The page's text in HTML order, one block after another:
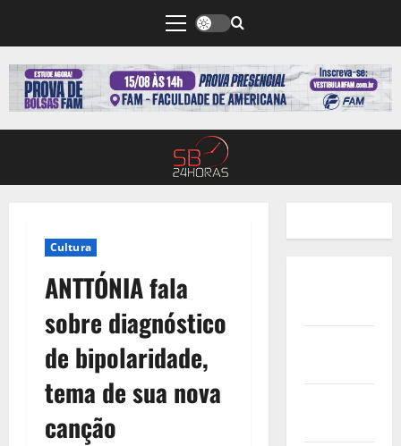
Cultura
ANTTÓNIA fala
sobre diagnóstico
de bipolaridade,
tema de sua nova
canção